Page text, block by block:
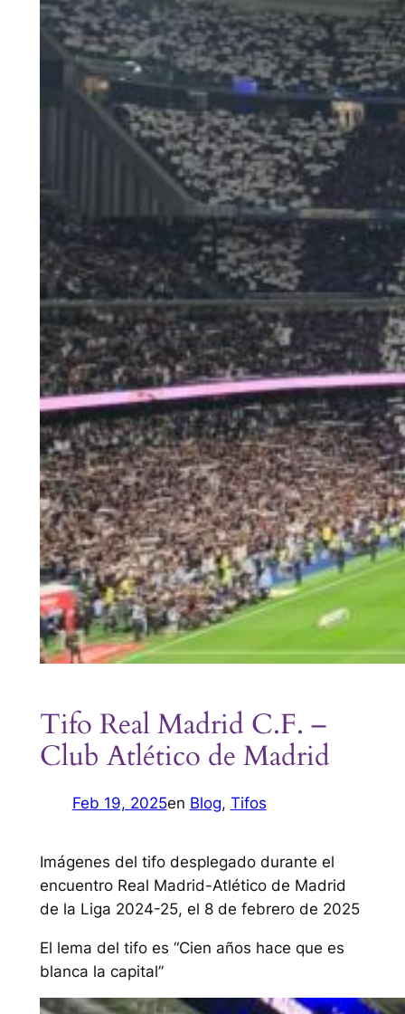
Tifo Real Madrid C.F. –
Club Atlético de Madrid
Feb 19, 2025en Blog, Tifos
Imágenes del tifo desplegado durante el
encuentro Real Madrid-Atlético de Madrid
de la Liga 2024-25, el 8 de febrero de 2025
El lema del tifo es “Cien años hace que es
blanca la capital”